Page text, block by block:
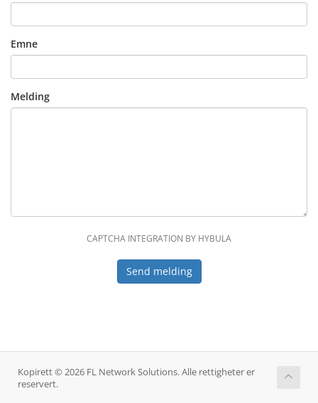
Emne
Melding
CAPTCHA INTEGRATION BY HYBULA
Send melding
Kopirett © 2026 FL Network Solutions. Alle rettigheter er
reservert.